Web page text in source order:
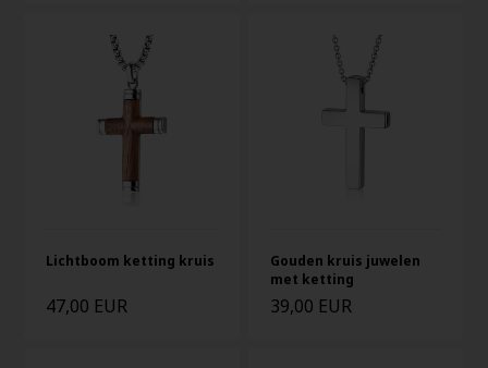
Lichtboom ketting kruis
47,00 EUR
Gouden kruis juwelen
met ketting
39,00 EUR